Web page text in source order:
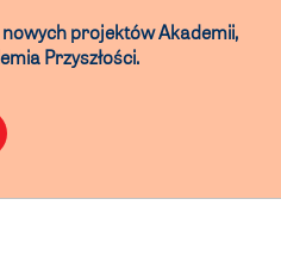
projektów Akademii,
Przyszłości.